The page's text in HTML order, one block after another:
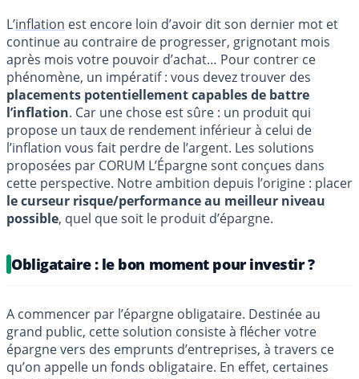
L’inflation est encore loin d’avoir dit son dernier mot et
continue au contraire de progresser, grignotant mois
après mois votre pouvoir d’achat… Pour contrer ce
phénomène, un impératif : vous devez trouver des
placements potentiellement capables de battre
l’inflation. Car une chose est sûre : un produit qui
propose un taux de rendement inférieur à celui de
l’inflation vous fait perdre de l’argent. Les solutions
proposées par CORUM L’Épargne sont conçues dans
cette perspective. Notre ambition depuis l’origine : placer
le curseur risque/performance au meilleur niveau
possible, quel que soit le produit d’épargne.
Obligataire : le bon moment pour investir ?
A commencer par l’épargne obligataire. Destinée au
grand public, cette solution consiste à flécher votre
épargne vers des emprunts d’entreprises, à travers ce
qu’on appelle un fonds obligataire. En effet, certaines